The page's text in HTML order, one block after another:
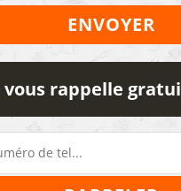
vous rappelle